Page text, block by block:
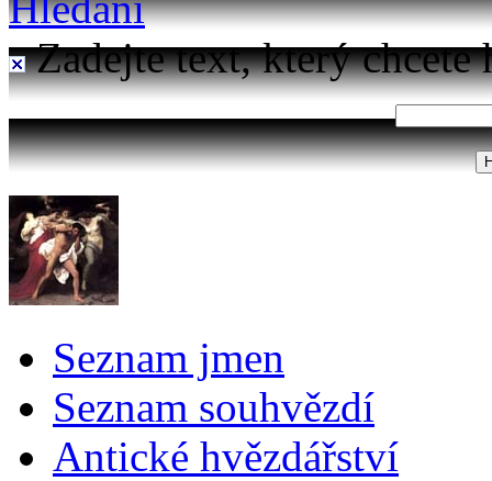
Zadejte text, který chcete
Seznam jmen
Seznam souhvězdí
Antické hvězdářství